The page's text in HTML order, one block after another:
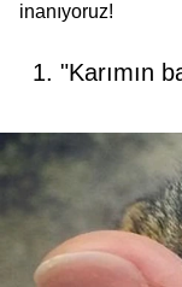
inanıyoruz!
1. "Karımın